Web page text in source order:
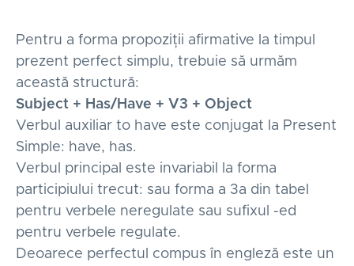
Pentru a forma propoziții afirmative la timpul
prezent perfect simplu, trebuie să urmăm
această structură:
Subject + Has/Have + V3 + Object
Verbul auxiliar to have este conjugat la Present
Simple: have, has.
Verbul principal este invariabil la forma
participiului trecut: sau forma a 3a din tabel
pentru verbele neregulate sau sufixul -ed
pentru verbele regulate.
Deoarece perfectul compus în engleză este un